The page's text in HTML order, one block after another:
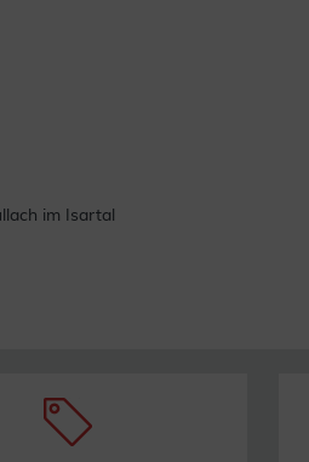
im Isartal